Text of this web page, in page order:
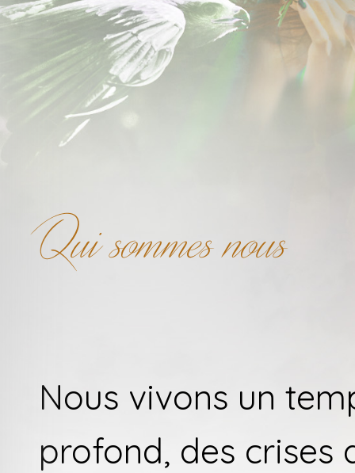
Qui sommes nous
Nous vivons un
profond, des crises